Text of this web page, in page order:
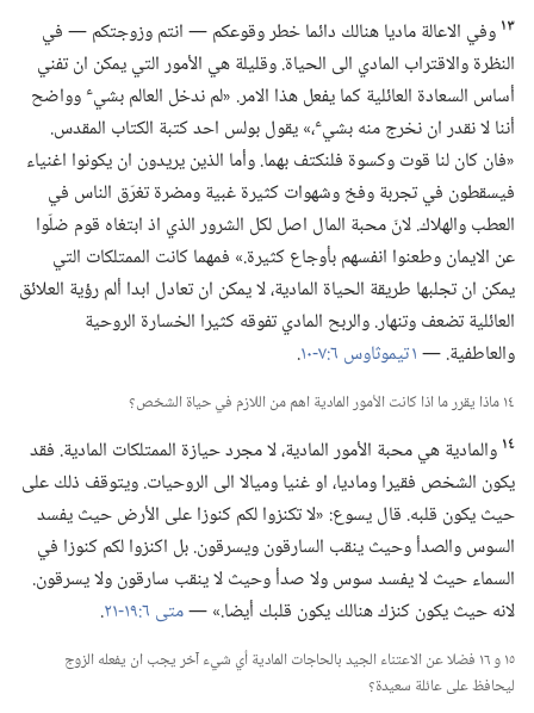
١٣ وفي الاعالة ماديا هنالك دائما خطر وقوعكم —‏ انتم وزوجتكم —‏ في
النظرة والاقتراب المادي الى الحياة.‏ وقليلة هي الأمور التي يمكن ان تفني
أساس السعادة العائلية كما يفعل هذا الامر.‏ «لم ندخل العالم بشيء وواضح
أننا لا نقدر ان نخرج منه بشيء‏،‏» يقول بولس احد كتبة الكتاب المقدس.‏
«فان كان لنا قوت وكسوة فلنكتف بهما.‏ وأما الذين يريدون ان يكونوا اغنياء
فيسقطون في تجربة وفخ وشهوات كثيرة غبية ومضرة تغرّق الناس في
العطب والهلاك.‏ لانّ محبة المال اصل لكل الشرور الذي اذ ابتغاه قوم ضلّوا
عن الايمان وطعنوا انفسهم بأوجاع كثيرة.‏» فمهما كانت الممتلكات التي
يمكن ان تجلبها طريقة الحياة المادية،‏ لا يمكن ان تعادل ابدا ألم رؤية العلائق
العائلية تضعف وتنهار.‏ والربح المادي تفوقه كثيرا الخسارة الروحية
والعاطفية.‏ —‏١ تيموثاوس ٦:‏٧-‏١٠ ‏.‏
١٤ ماذا يقرر ما اذا كانت الأمور المادية اهم من اللازم في حياة الشخص؟‏
١٤ والمادية هي محبة الأمور المادية،‏ لا مجرد حيازة الممتلكات المادية.‏ فقد
يكون الشخص فقيرا وماديا،‏ او غنيا وميالا الى الروحيات.‏ ويتوقف ذلك على
حيث يكون قلبه.‏ قال يسوع:‏ «لا تكنزوا لكم كنوزا على الأرض حيث يفسد
السوس والصدأ وحيث ينقب السارقون ويسرقون.‏ بل اكنزوا لكم كنوزا في
السماء حيث لا يفسد سوس ولا صدأ وحيث لا ينقب سارقون ولا يسرقون.‏
لانه حيث يكون كنزك هنالك يكون قلبك أيضا.‏» —‏متى ٦:‏١٩-‏٢١ ‏.‏
١٥ و ١٦ فضلا عن الاعتناء الجيد بالحاجات المادية أي شيء آخر يجب ان يفعله الزوج
ليحافظ على عائلة سعيدة؟‏